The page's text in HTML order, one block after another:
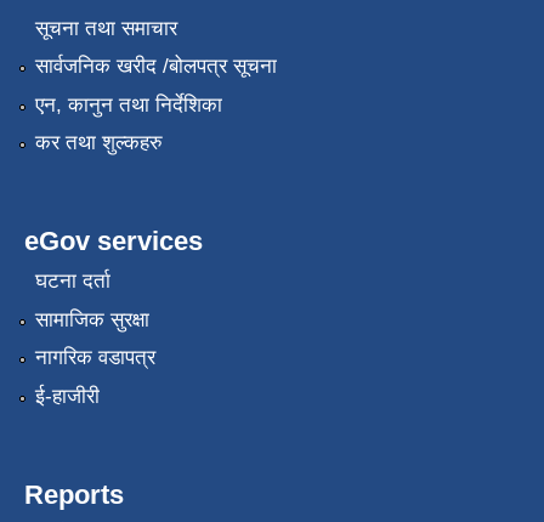
सूचना तथा समाचार
सार्वजनिक खरीद /बोलपत्र सूचना
एन, कानुन तथा निर्देशिका
कर तथा शुल्कहरु
eGov services
घटना दर्ता
सामाजिक सुरक्षा
नागरिक वडापत्र
ई-हाजीरी
Reports